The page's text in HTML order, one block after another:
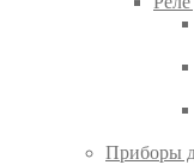
Приборы